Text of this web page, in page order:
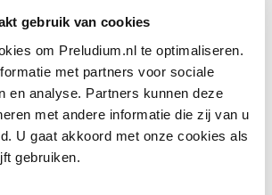
gebruik van cookies
om Preludium.nl te optimaliseren.
met partners voor sociale
en analyse. Partners kunnen deze
met andere informatie die zij van u
U gaat akkoord met onze cookies als
gebruiken.